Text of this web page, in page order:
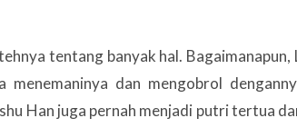
tentang banyak hal. Bagaimanapun,
dan mengobrol
Han juga pernah menjadi putri tertua